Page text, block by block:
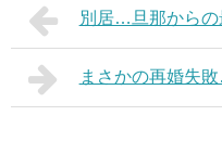
別居…旦那からの
まさかの再婚失